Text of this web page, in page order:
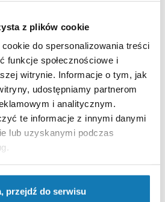
z plików cookie
do spersonalizowania treści
funkcje społecznościowe i
witrynie. Informacje o tym, jak
udostępniamy partnerom
i analitycznym.
te informacje z innymi danymi
lub uzyskanymi podczas
przejdź do serwisu
szkielet
przez firmę z ponad 20-letnią
dotyczące produktów
z innymi markami klocków
odkształcają się i nie bledną w
wpływem temperatury,
x wys): 10 cm (3.93”) x 4,5 cm